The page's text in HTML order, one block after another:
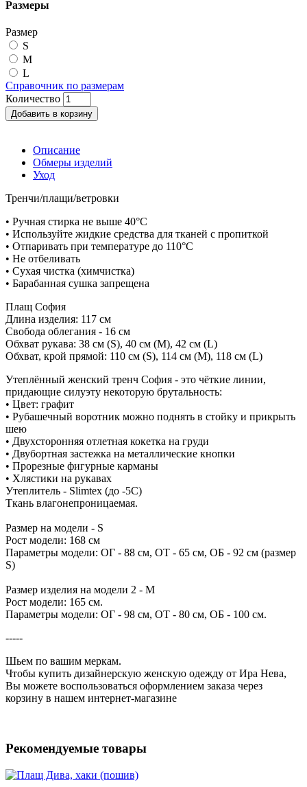
Размеры
Размер
S
M
L
Справочник по размерам
Количество
Добавить в корзину
Описание
Обмеры изделий
Уход
Тренчи/плащи/ветровки
• Ручная стирка не выше 40°C
• Используйте жидкие средства для тканей с пропиткой
• Отпаривать при температуре до 110°C
• Не отбеливать
• Сухая чистка (химчистка)
• Барабанная сушка запрещена
Плащ София
Длина изделия: 117 см
Свобода облегания - 16 см
Обхват рукава: 38 см (S), 40 см (М), 42 см (L)
Обхват, крой прямой: 110 см (S), 114 см (М), 118 см (L)
Утеплëнный женский тренч София - это чёткие линии,
придающие силуэту некоторую брутальность:
• Цвет: графит
• Рубашечный воротник можно поднять в стойку и прикрыть
шею
• Двухсторонняя отлетная кокетка на груди
• Двубортная застежка на металлические кнопки
• Прорезные фигурные карманы
• Хлястики на рукавах
Утеплитель - Slimtex (до -5С)
Ткань влагонепроницаемая.
Размер на модели - S
Рост модели: 168 см
Параметры модели: ОГ - 88 см, ОТ - 65 см, ОБ - 92 см (размер
S)
Размер изделия на модели 2 - М
Рост модели: 165 см.
Параметры модели: ОГ - 98 см, ОТ - 80 см, ОБ - 100 см.
-----
Шьем по вашим меркам.
Чтобы купить дизайнерскую женскую одежду от Ира Нева,
Вы можете воспользоваться оформлением заказа через
корзину в нашем интернет-магазине
Рекомендуемые товары